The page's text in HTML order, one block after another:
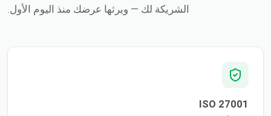
الشريكة لك — ويرثها عرضك منذ اليوم الأول.
ISO 27001